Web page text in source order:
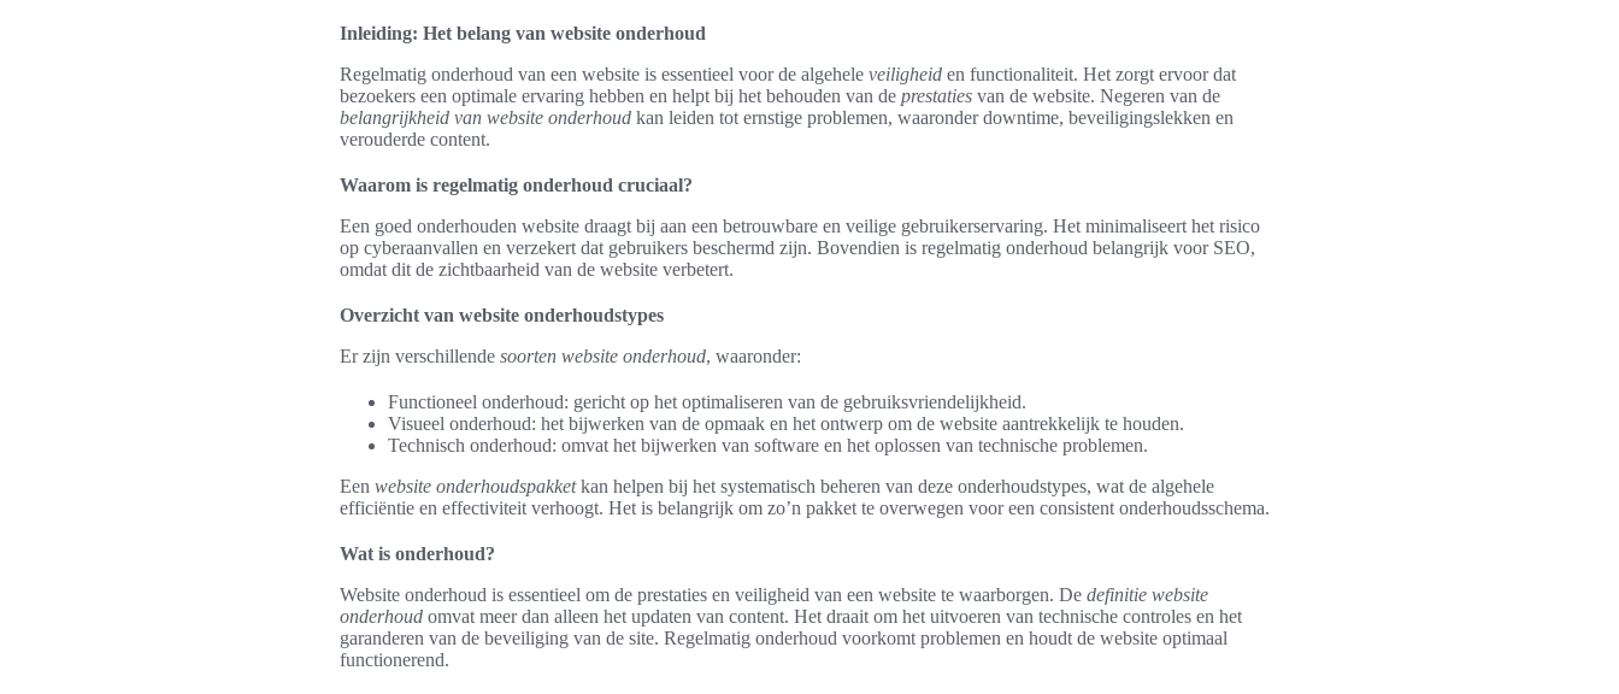
Inleiding: Het belang van website onderhoud
Regelmatig onderhoud van een website is essentieel voor de algehele veiligheid en functionaliteit. Het zorgt ervoor dat
bezoekers een optimale ervaring hebben en helpt bij het behouden van de prestaties van de website. Negeren van de
belangrijkheid van website onderhoud kan leiden tot ernstige problemen, waaronder downtime, beveiligingslekken en
verouderde content.
Waarom is regelmatig onderhoud cruciaal?
Een goed onderhouden website draagt bij aan een betrouwbare en veilige gebruikerservaring. Het minimaliseert het risico
op cyberaanvallen en verzekert dat gebruikers beschermd zijn. Bovendien is regelmatig onderhoud belangrijk voor SEO,
omdat dit de zichtbaarheid van de website verbetert.
Overzicht van website onderhoudstypes
Er zijn verschillende soorten website onderhoud, waaronder:
Functioneel onderhoud: gericht op het optimaliseren van de gebruiksvriendelijkheid.
Visueel onderhoud: het bijwerken van de opmaak en het ontwerp om de website aantrekkelijk te houden.
Technisch onderhoud: omvat het bijwerken van software en het oplossen van technische problemen.
Een website onderhoudspakketkan helpen bij het systematisch beheren van deze onderhoudstypes, wat de algehele
efficiëntie en effectiviteit verhoogt. Het is belangrijk om zo’n pakket te overwegen voor een consistent onderhoudsschema.
Wat is onderhoud?
Website onderhoud is essentieel om de prestaties en veiligheid van een website te waarborgen. De definitie website
onderhoud omvat meer dan alleen het updaten van content. Het draait om het uitvoeren van technische controles en het
garanderen van de beveiliging van de site. Regelmatig onderhoud voorkomt problemen en houdt de website optimaal
functionerend.